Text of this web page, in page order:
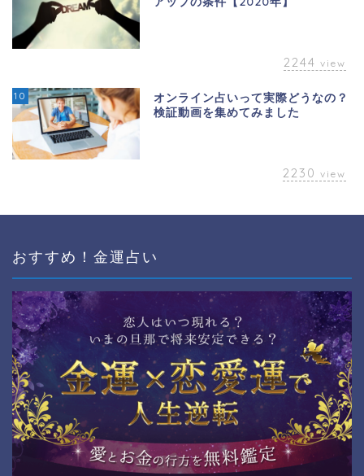
2244 view
10
オンライン占いって実際どうなの？
検証動画を集めてみました
2230 view
おすすめ！金運占い